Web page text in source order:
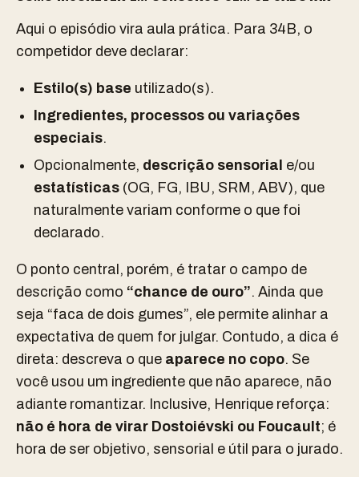
Aqui o episódio vira aula prática. Para 34B, o
competidor deve declarar:
Estilo(s) base utilizado(s).
Ingredientes, processos ou variações
especiais.
Opcionalmente, descrição sensorial e/ou
estatísticas (OG, FG, IBU, SRM, ABV), que
naturalmente variam conforme o que foi
declarado.
O ponto central, porém, é tratar o campo de
descrição como “chance de ouro”. Ainda que
seja “faca de dois gumes”, ele permite alinhar a
expectativa de quem for julgar. Contudo, a dica é
direta: descreva o que aparece no copo. Se
você usou um ingrediente que não aparece, não
adiante romantizar. Inclusive, Henrique reforça:
não é hora de virar Dostoiévski ou Foucault; é
hora de ser objetivo, sensorial e útil para o jurado.